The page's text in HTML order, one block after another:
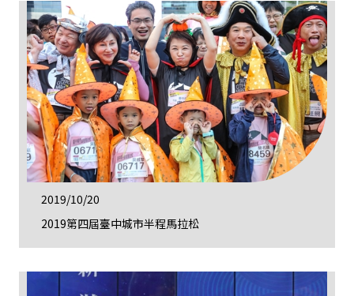
2019/10/20
2019第四屆臺中城市半程馬拉松